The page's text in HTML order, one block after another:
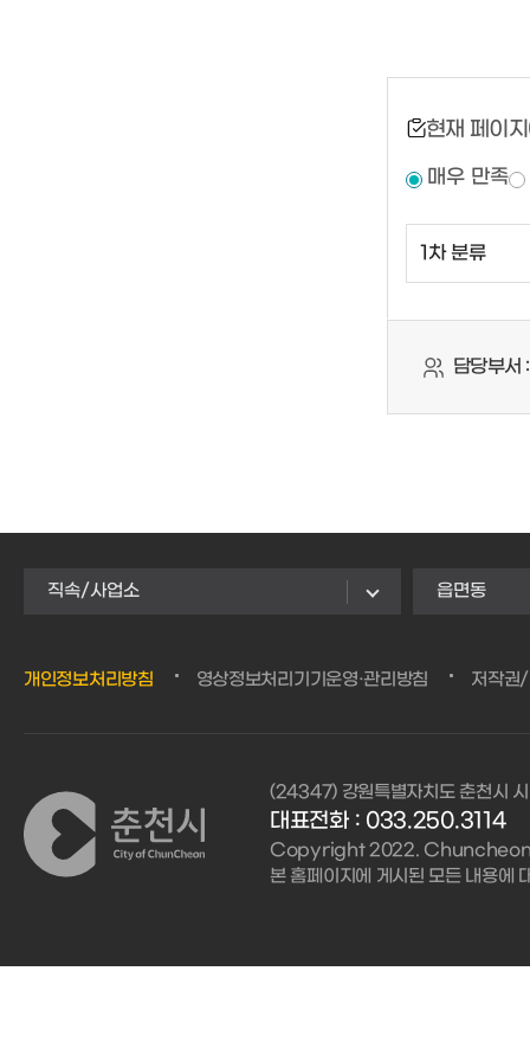
현재 페이
매우 만족
담당부서 :
직속/사업소 읍면동
개인정보처리방침 영상정보처리기기운영·관리방침 저작권
(24347) 강원특별자치도 춘천시 시
대표전화 : 033.250.3114
Copyright 2022.
본 홈페이지에 게시된 모든 내용에